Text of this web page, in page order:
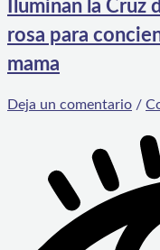
Iluminan la
rosa para
mama
Deja un comentario /